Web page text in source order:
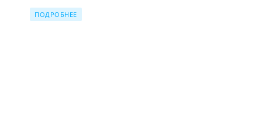
мини-бар (платно)
душ
ПОДРОБНЕЕ